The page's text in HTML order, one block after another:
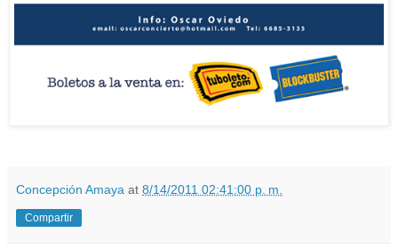
Concepción Amaya at 8/14/2011 02:41:00 p. m.
Compartir